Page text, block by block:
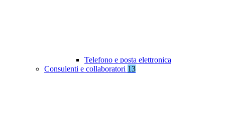
Telefono e posta elettronica
Consulenti e collaboratori 13